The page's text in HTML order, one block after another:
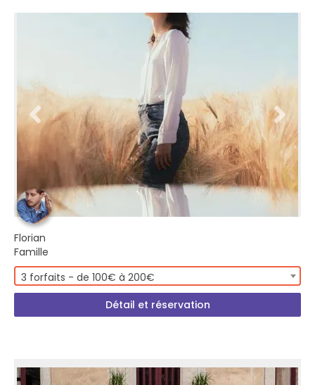
Florian
Famille
3 forfaits - de 100€ à 200€
Détail et réservation